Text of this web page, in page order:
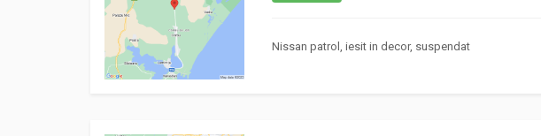
Nissan patrol, iesit in decor, suspendat